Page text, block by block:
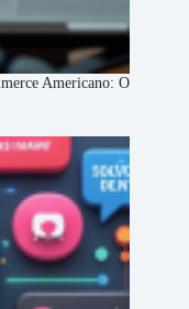
Americano: O